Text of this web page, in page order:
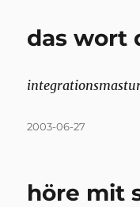
das wort
Posted
2003-06-27
höre mit